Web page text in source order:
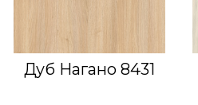
Дуб Нагано 8431